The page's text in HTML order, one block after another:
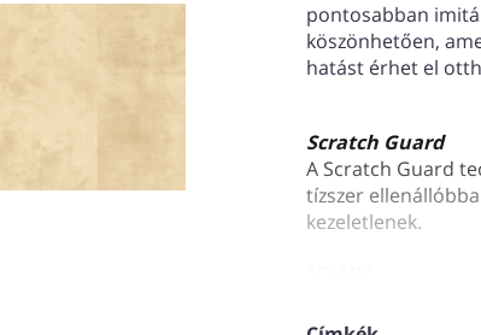
pontosabban
köszönhetően,
hatást érhet el
Scratch Guard
A Scratch Guard
tízszer
kezeletlenek.
Ha vízálló Quick-
nedvesség okozta